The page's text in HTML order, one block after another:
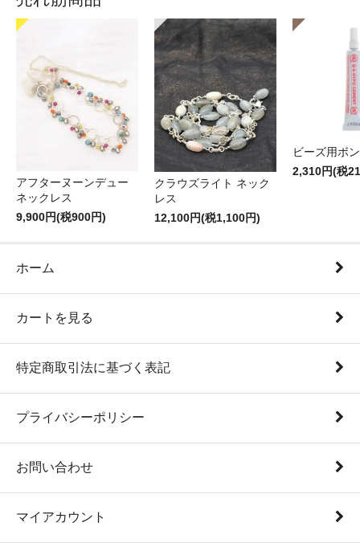
アフターヌーンデュー
ネックレス
9,900円(税900円)
クラウズライト ネック
レス
12,100円(税1,100円)
ビーズ用ボ
2,310円(税
ホーム
カートを見る
特定商取引法に基づく表記
プライバシーポリシー
お問い合わせ
マイアカウント